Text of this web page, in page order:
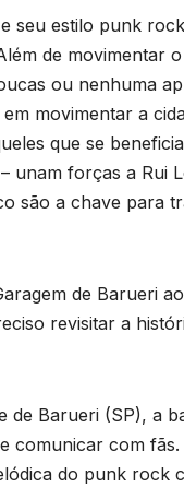
seu estilo punk
de movimentar
ou nenhuma
movimentar a
que se
unam forças a Rui
são a chave para
de Barueri
revisitar a
de Barueri (SP), a
comunicar com
do punk rock